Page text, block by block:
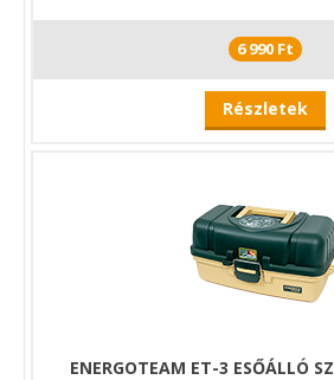
6 990 Ft
Részletek
ENERGOTEAM ET-3 ESŐÁLLÓ